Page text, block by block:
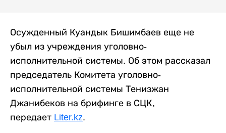
Осужденный Куандык Бишимбаев еще не
убыл из учреждения уголовно-
исполнительной системы. Об этом рассказал
председатель Комитета уголовно-
исполнительной системы Тенизжан
Джанибеков на брифинге в СЦК,
передает Liter.kz.